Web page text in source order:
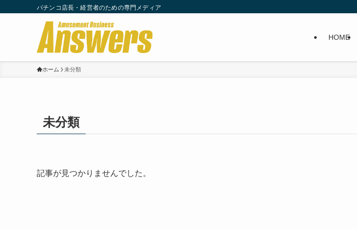
パチンコ店長・経営者のための専門メディア
HOME
ホーム 未分類
未分類
記事が見つかりませんでした。